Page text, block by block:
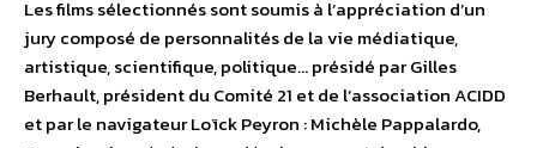
Les films sélectionnés sont soumis à l’appréciation d’un
jury composé de personnalités de la vie médiatique,
artistique, scientifique, politique… présidé par Gilles
Berhault, président du Comité 21 et de l’association ACIDD
et par le navigateur Loïck Peyron : Michèle Pappalardo,